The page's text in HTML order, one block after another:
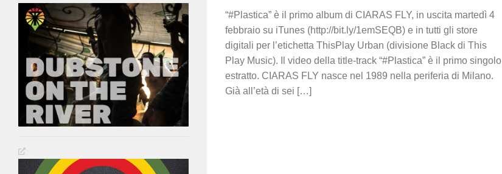
“#Plastica” è il primo album di CIARAS FLY, in uscita martedì 4
febbraio su iTunes (http://bit.ly/1emSEQB) e in tutti gli store
digitali per l’etichetta ThisPlay Urban (divisione Black di This
Play Music). Il video della title-track “#Plastica” è il primo singolo
estratto. CIARAS FLY nasce nel 1989 nella periferia di Milano.
Già all’età di sei […]